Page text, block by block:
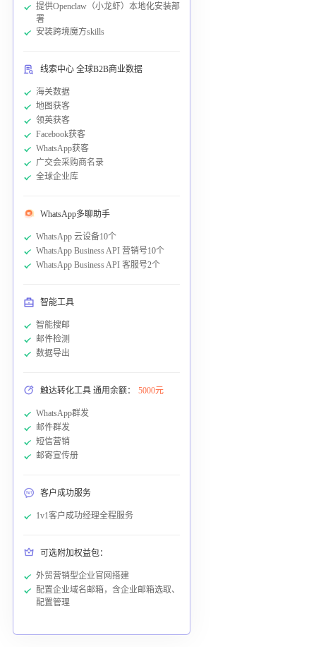
提供Openclaw（小龙虾）本地化安装部
署
安装跨境魔方skills
线索中心 全球B2B商业数据
海关数据
地图获客
领英获客
Facebook获客
WhatsApp获客
广交会采购商名录
全球企业库
WhatsApp多聊助手
WhatsApp 云设备10个
WhatsApp Business API 营销号10个
WhatsApp Business API 客服号2个
智能工具
智能搜邮
邮件检测
数据导出
触达转化工具 通用余额： 5000元
WhatsApp群发
邮件群发
短信营销
邮寄宣传册
客户成功服务
1v1客户成功经理全程服务
可选附加权益包：
外贸营销型企业官网搭建
配置企业域名邮箱，含企业邮箱选取、
配置管理